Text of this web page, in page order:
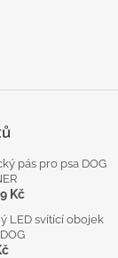
pás pro psa DOG
Kč
LED svítící obojek